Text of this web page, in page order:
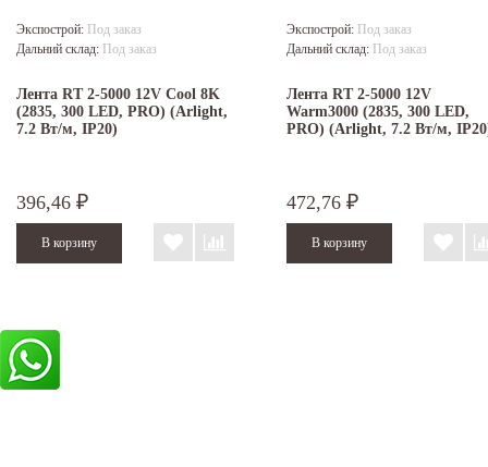
Экспострой: Под заказ
Дальний склад: Под заказ
Лента RT 2-5000 12V Cool 8K
(2835, 300 LED, PRO) (Arlight,
7.2 Вт/м, IP20)
396,46 ₽
Экспострой: Под заказ
Дальний склад: Под заказ
Лента RT 2-5000 12V
Warm3000 (2835, 300 LED,
PRO) (Arlight, 7.2 Вт/м,
472,76 ₽